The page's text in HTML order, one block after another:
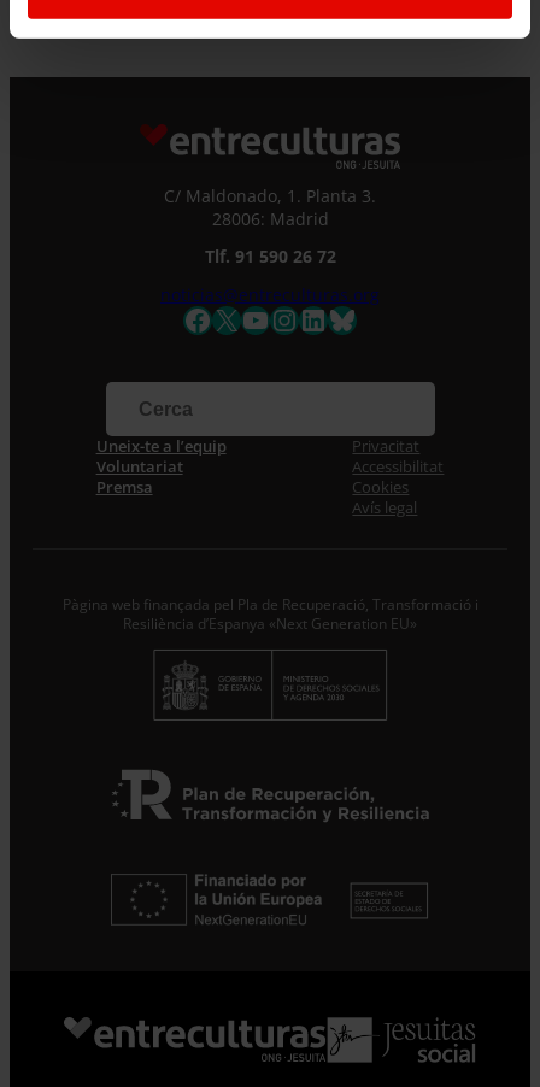
C/ Maldonado, 1. Planta 3.
28006: Madrid
Tlf. 91 590 26 72
noticias@entreculturas.org
Facebook
X YouTube
Instagram
LinkedIn
Bluesky
Uneix-te a l’equip
Voluntariat
Premsa
Privacitat
Accessibilitat
Cookies
Avís legal
Pàgina web finançada pel Pla de Recuperació, Transformació i
Resiliència d’Espanya «Next Generation EU»